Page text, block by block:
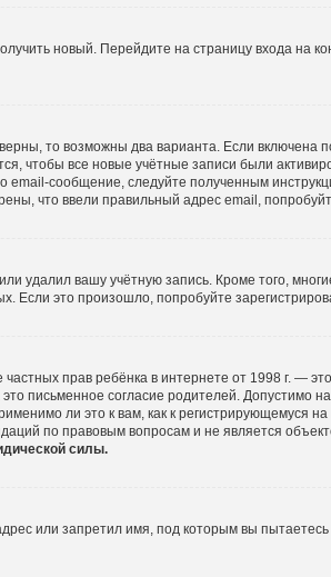
новый. Перейдите на страницу входа на
то возможны два варианта. Если включена
чтобы все новые учётные записи были
email-сообщение, следуйте полученным
что ввели правильный адрес email,
удалил вашу учётную запись. Кроме того,
это произошло, попробуйте
прав ребёнка в интернете от 1998 г. —
письменное согласие родителей. Допустимо
ли это к вам, как к регистрирующемуся
по правовым вопросам и не является
силы.
или запретил имя, под которым вы